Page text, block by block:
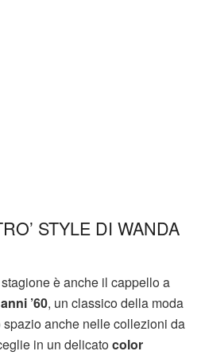
STYLE DI WANDA
è anche il cappello a
anni ’60, un classico della moda
anche nelle collezioni da
in un delicatocolor